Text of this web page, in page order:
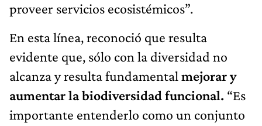
proveer servicios ecosistémicos”.
En esta línea, reconoció que resulta
evidente que, sólo con la diversidad no
alcanza y resulta fundamental mejorar y
aumentar la biodiversidad funcional. “Es
importante entenderlo como un conjunto